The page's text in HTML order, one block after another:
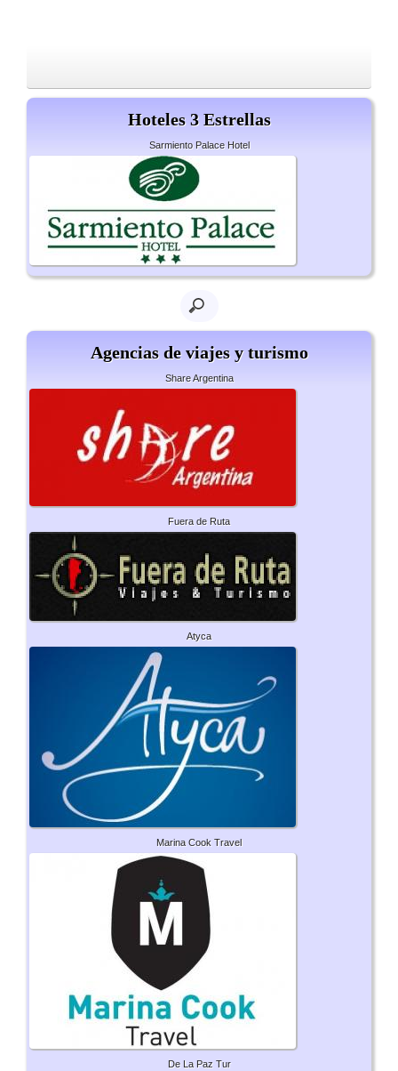
Hoteles 3 Estrellas
Sarmiento Palace Hotel
Agencias de viajes y turismo
Share Argentina
Fuera de Ruta
Atyca
Marina Cook Travel
De La Paz Tur